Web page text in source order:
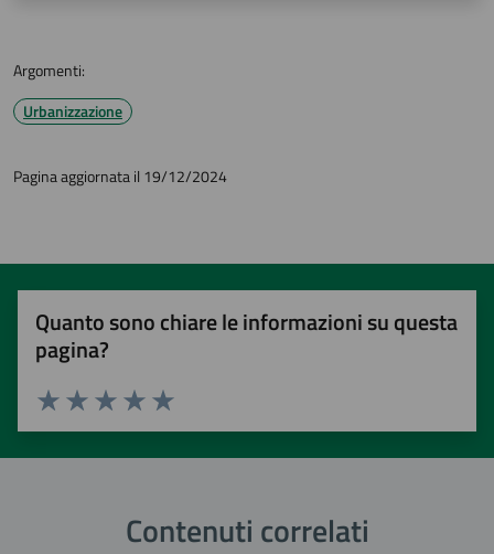
Argomenti:
Urbanizzazione
Pagina aggiornata il 19/12/2024
Quanto sono chiare le informazioni su questa
pagina?
Valuta 5 stelle su 5
Valuta 4 stelle su 5
Valuta 3 stelle su 5
Valuta 2 stelle su 5
Valuta 1 stelle su 5
Contenuti correlati